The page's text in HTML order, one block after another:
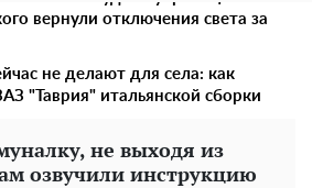
вернули отключения света за
не делают для села: как
"Таврия" итальянской сборки
не выходя из
озвучили инструкцию